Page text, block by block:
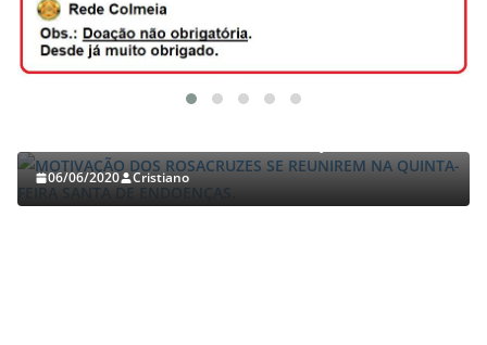
06/06/2020 Cristiano